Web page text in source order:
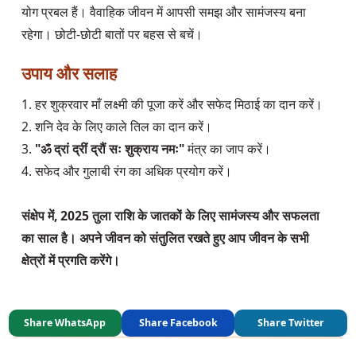
योग प्रबल हैं। वैवाहिक जीवन में आपसी समझ और सामंजस्य बना
उपाय और सलाह
1. हर शुक्रवार माँ लक्ष्मी की पूजा करें और सफेद मिठाई का दान करें।
2. शनि देव के लिए काले तिल का दान करें।
3. "ॐ द्रां द्रीं द्रौं सः शुक्राय नमः" मंत्र का जाप करें।
4. सफेद और गुलाबी रंग का अधिक प्रयोग करें।
संक्षेप में, 2025 तुला राशि के जातकों के लिए सामंजस्य और सफलता
का साल है। अपने जीवन को संतुलित रखते हुए आप जीवन के सभी
क्षेत्रों में प्रगति करेंगे।
Share WhatsApp Share Facebook Share Twitter